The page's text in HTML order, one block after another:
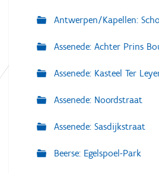
Antwerpen/Kapellen:
Assenede: Achter Prins
Assenede: Kasteel Ter
Assenede: Noordstraat
Assenede: Sasdijkstraat
Beerse: Egelspoel-Park